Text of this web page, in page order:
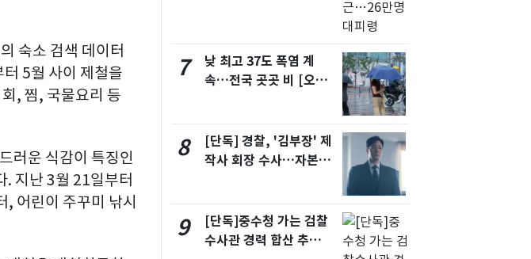
숙소 검색 데이터
5월 사이 제철을
, 찜, 국물요리 등
러운 식감이 특징인
. 지난 3월 21일부터
어린이 주꾸미 낚시
7
낮 최고 37도 폭염 계
속…전국 곳곳 비 [오늘
8
[단독] 경찰, '김부장' 제
작사 회장 수사…자본시
9
[단독]중수청 가는 검찰
수사관 경력 합산 추